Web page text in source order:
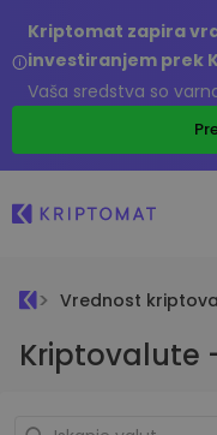
Kriptomat zapira
investiranjem prek
Vaša sredstva so
Vrednost
Kriptovalute